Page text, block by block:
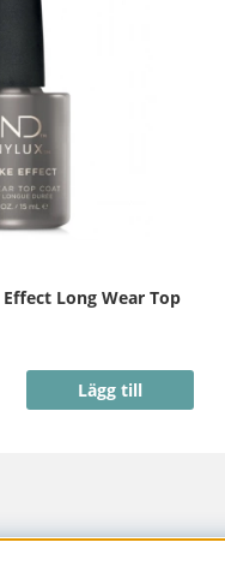
Long Wear Top
Lägg till